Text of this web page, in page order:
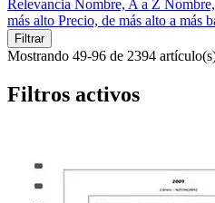
Relevancia Nombre, A a Z
más alto Precio, de más alto a más
Filtrar
Mostrando 49-96 de 2394
Filtros activos